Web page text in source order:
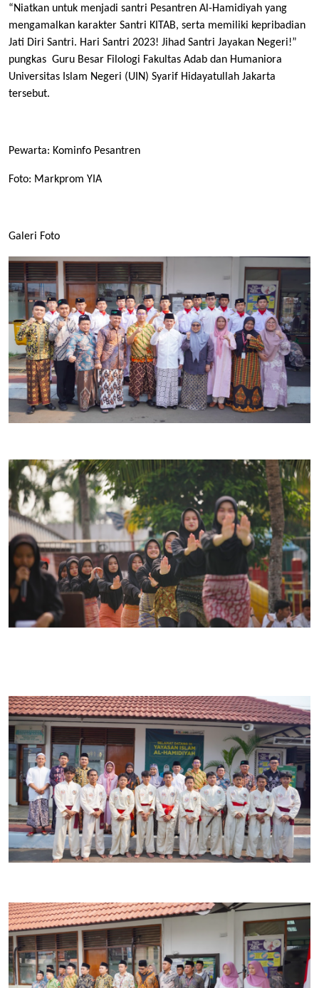
“Niatkan untuk menjadi santri Pesantren Al-Hamidiyah yang
mengamalkan karakter Santri KITAB, serta memiliki kepribadian
Jati Diri Santri. Hari Santri 2023! Jihad Santri Jayakan Negeri!”
pungkas Guru Besar Filologi Fakultas Adab dan Humaniora
Universitas Islam Negeri (UIN) Syarif Hidayatullah Jakarta
tersebut.
Pewarta: Kominfo Pesantren
Foto: Markprom YIA
Galeri Foto